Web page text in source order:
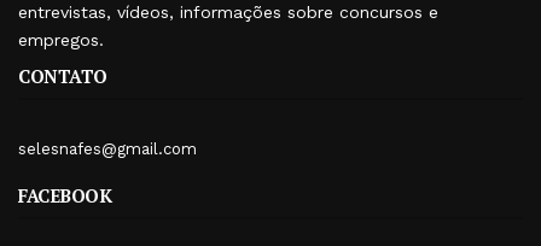
entrevistas, vídeos, informações sobre concursos e
empregos.
CONTATO
selesnafes@gmail.com
FACEBOOK